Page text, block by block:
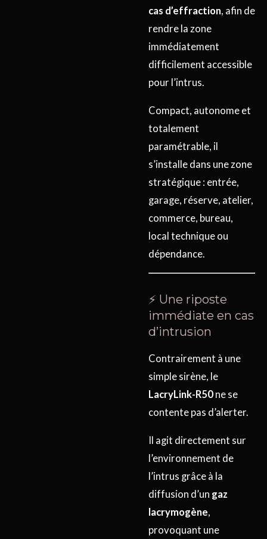
cas d’effraction, afin de
rendre la zone
immédiatement
difficilement accessible
pour l’intrus.
Compact, autonome et
totalement
paramétrable, il
s’installe dans une zone
stratégique : entrée,
garage, réserve, atelier,
commerce, bureau,
local technique ou
dépendance.
⚡ Une riposte
immédiate en cas
d’intrusion
Contrairement à une
simple sirène, le
LacryLink-R50 ne se
contente pas d’alerter.
Il agit directement sur
l’environnement de
l’intrus grâce à la
diffusion d’un gaz
lacrymogène,
provoquant une